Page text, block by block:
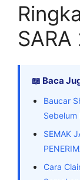
📖 Baca
Baucar
Sebelum
SEMAK
Cara